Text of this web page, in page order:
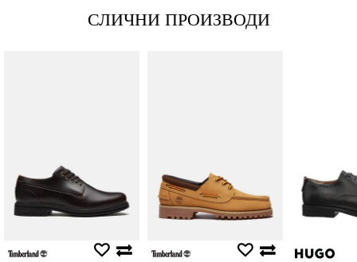
Анти спам заштита - пресметајте колку е 4 + 1 :
СЛИЧНИ ПРОИЗВОДИ